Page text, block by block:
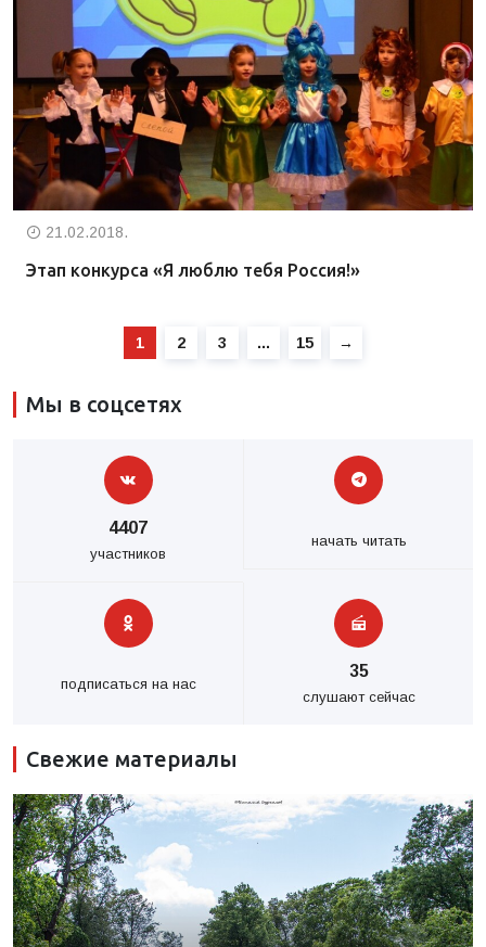
21.02.2018.
Этап конкурса «Я люблю тебя Россия!»
1 2 3 … 15 →
Мы в соцсетях
4407
участников
начать читать
подписаться на нас
35
слушают сейчас
Свежие материалы